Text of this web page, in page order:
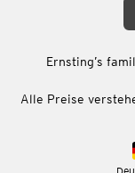
Ernsting’s
Alle Preise